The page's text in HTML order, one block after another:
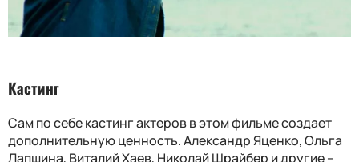
Кастинг
Сам по себе кастинг актеров в этом фильме создает
дополнительную ценность. Александр Яценко, Ольга
Лапшина, Виталий Хаев, Николай Шрайбер и другие –